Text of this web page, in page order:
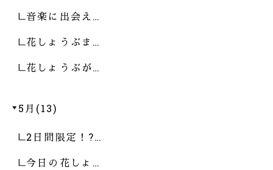
音楽に出会え…
花しょうぶま…
花しょうぶが…
5月(13)
2日間限定！?…
今日の花しょ…